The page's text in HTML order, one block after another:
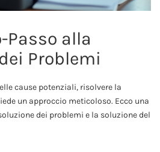
Passo alla
Problemi
cause potenziali, risolvere la
un approccio meticoloso. Ecco una
dei problemi e la soluzione del